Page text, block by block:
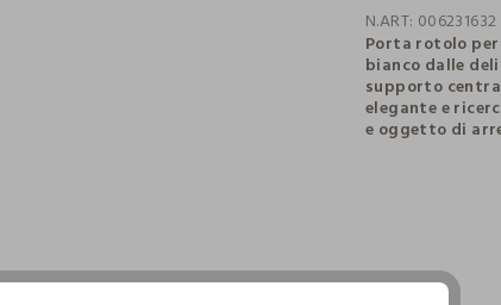
N.ART: 006231632
Porta rotolo
bianco dalle
supporto
elegante e
e oggetto di
single.size